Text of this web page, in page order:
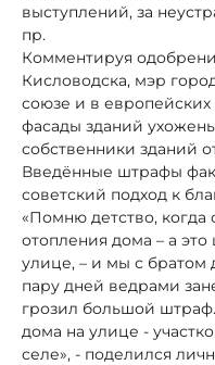
выступлений, за
пр.
Комментируя
Кисловодска, мэр
союзе и в европейских
фасады зданий
собственники зданий
Введённые штрафы
советский подход к
«Помню детство, когда
отопления дома – а
улице, – и мы с братом
пару дней ведрами
грозил большой
дома на улице -
селе», - поделился